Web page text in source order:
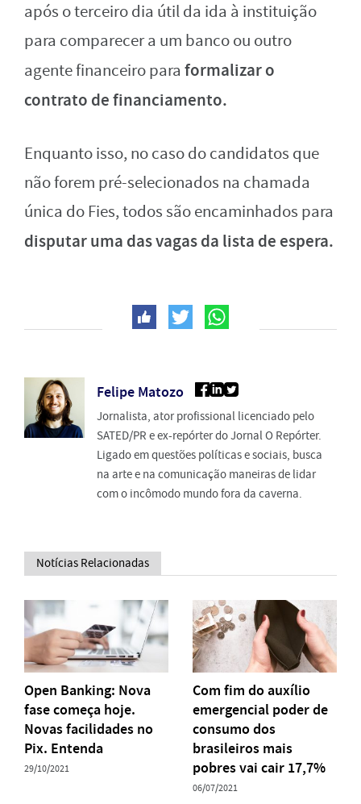
após o terceiro dia útil da ida à instituição
para comparecer a um banco ou outro
agente financeiro para formalizar o
contrato de financiamento.
Enquanto isso, no caso do candidatos que
não forem pré-selecionados na chamada
única do Fies, todos são encaminhados para
disputar uma das vagas da lista de espera.
Felipe Matozo
Jornalista, ator profissional licenciado pelo
SATED/PR e ex-repórter do Jornal O Repórter.
Ligado em questões políticas e sociais, busca
na arte e na comunicação maneiras de lidar
com o incômodo mundo fora da caverna.
Notícias Relacionadas
Open Banking: Nova
fase começa hoje.
Novas facilidades no
Pix. Entenda
29/10/2021
Com fim do auxílio
emergencial poder de
consumo dos
brasileiros mais
pobres vai cair 17,7%
06/07/2021